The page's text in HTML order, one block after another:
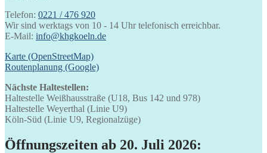
Telefon: 0221 / 476 920
Wir sind werktags von 10 - 14 Uhr telefonisch erreichbar.
E-Mail: info@khgkoeln.de
Karte (OpenStreetMap)
Routenplanung (Google)
Nächste Haltestellen:
Haltestelle Weißhausstraße (U18, Bus 142 und 978)
Haltestelle Weyerthal (Linie U9)
Köln-Süd (Linie U9, Regionalzüge)
Öffnungszeiten ab 20. Juli 2026: